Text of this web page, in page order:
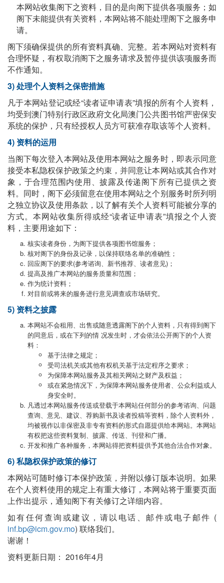
本网站收集阁下之资料，目的是向阁下提供各项服务；如
阁下未能提供有关资料，本网站将不能处理阁下之服务申
请。
阁下须确保提供的所有资料真确、完整。若本网站对资料有
合理怀疑，有权取消阁下之服务请求及暂停提供该项服务而
不作通知。
3) 处理个人资料之保密措施
凡于本网站登记或经“读者证申请表”填报的所有个人资料，
均受到澳门特别行政区政府文化局澳门公共图书馆严密保安
系统的保护，只有经授权人员方可获准存取该等个人资料。
4) 资料的运用
当阁下每次登入本网站及使用本网站之服务时，即表示同意
接受本私隐权保护政策之约束，并同意让本网站或其合作对
象，于合理范围内使用、披露及传递阁下所有已提供之资
料。同时，阁下必须留意在使用本网站之个别服务时所列明
之独立协议及使用条款，以了解有关个人资料可能被分享的
方式。本网站收集所得或经“读者证申请表”填报之个人资
料，主要用途如下：
核实读者身份，为阁下提供各项图书馆服务；
核对阁下的身份及记录，以保持联络名单的准确性；
回应阁下的要求(参考谘询、新书推荐、读者意见)；
提高及推广本网站的服务质量和范围；
作为统计资料；
对目前或将来的服务进行意见调查或市场研究。
5) 资料之披露
本网站不会租用、出售或随意透露阁下的个人资料，只有得到阁下
的同意后，或在下列的情 况发生时，才会依法公开阁下的个人资
料：
基于法律之规定；
受司法机关或其他有权机关基于法定程序之要求；
为保障本网站服务及其相关网站之财产及权益；
或在紧急情况下，为保障本网站服务使用者、公众利益或人
身安全时。
凡透过本网站服务传送或登载于本网站任何部分的参考谘询、问题
查询、意见、建议、荐购新书及读者投稿等资料，除个人资料外，
均被视作以非保密及非专有资料的形式自愿提供给本网站。本网站
有权把这些资料复制、披露、传送、刊登和广播。
开发和推广各种服务，本网站得把资料提供予其他合法合作对象。
6) 私隐权保护政策的修订
本网站可随时修订本保护政策，并附以修订版本说明。如果
在个人资料使用的规定上有重大修订，本网站将于重要页面
上作出提示，通知阁下有关修订之详细内容。
如有任何查询或建议，请以电话、邮件或电子邮件 (
inf.bp@icm.gov.mo) 联络我们。
谢谢！
资料更新日期： 2016年4月